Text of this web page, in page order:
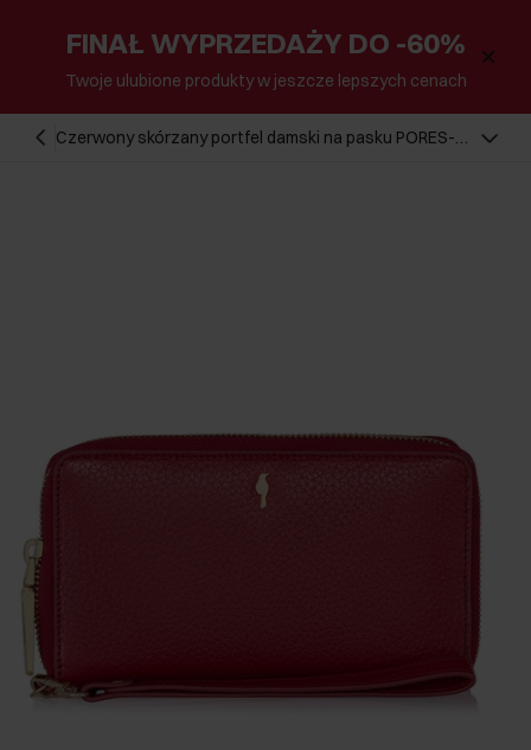
FINAŁ WYPRZEDAŻY DO -60%
Twoje ulubione produkty w jeszcze lepszych cenach
Czerwony skórzany portfel damski na pasku PORES-